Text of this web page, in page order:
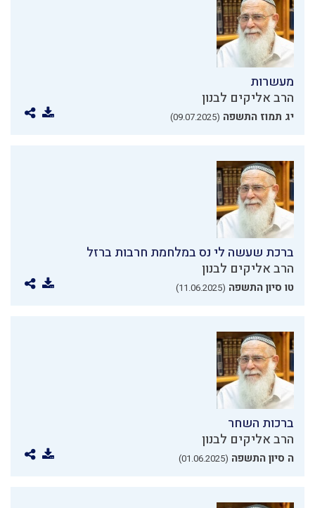
מעשרות
הרב אליקים לבנון
יג תמוז התשפה (09.07.2025)
ברכת שעשה לי נס במלחמת חרבות ברזל
הרב אליקים לבנון
טו סיון התשפה (11.06.2025)
ברכות השחר
הרב אליקים לבנון
ה סיון התשפה (01.06.2025)